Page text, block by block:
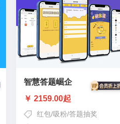
智慧答题崛企
￥ 2159.00起
红包/吸粉/答题抽奖